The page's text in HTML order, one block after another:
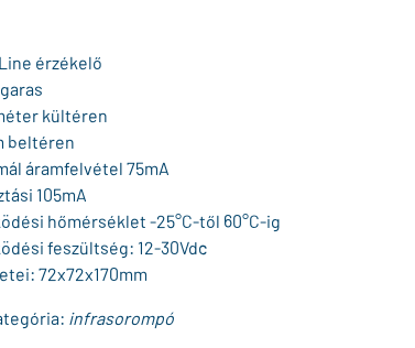
érzékelő
kültéren
beltéren
áramfelvétel 75mA
105mA
hőmérséklet -25°C-től 60°C-ig
feszültség: 12-30Vdc
72x72x170mm
infrasorompó